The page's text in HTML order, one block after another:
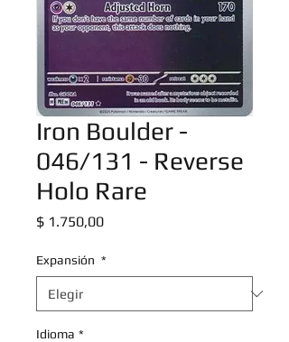
Iron Boulder -
046/131 - Reverse
Holo Rare
$ 1.750,00Precio
Expansión *
Idioma *